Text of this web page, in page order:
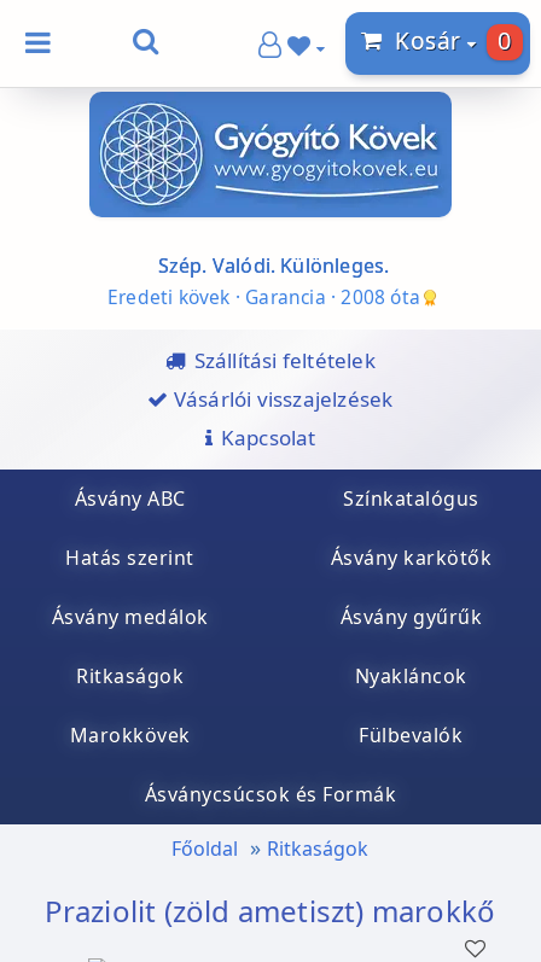
Kosár 0
Szép. Valódi. Különleges.
Eredeti kövek · Garancia · 2008 óta
Szállítási feltételek
Vásárlói visszajelzések
Kapcsolat
Ásvány ABC Színkatalógus
Hatás szerint Ásvány karkötők
Ásvány medálok Ásvány gyűrűk
Ritkaságok Nyakláncok
Marokkövek Fülbevalók
Ásványcsúcsok és Formák
Főoldal Ritkaságok
Praziolit (zöld ametiszt) marokkő